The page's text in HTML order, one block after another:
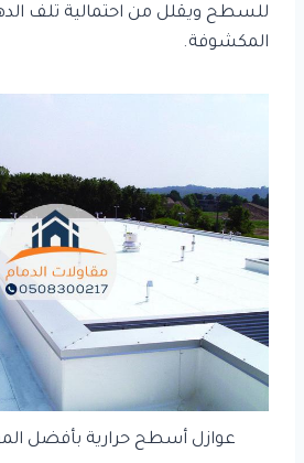
للسطح ويقلل من احتمالية تلف
المكشوفة.
عوازل أسطح حرارية بأفضل